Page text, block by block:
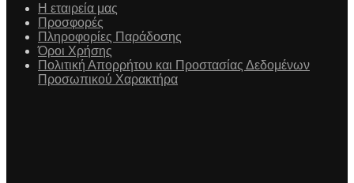
Η εταιρεία μας
Προσφορές
Πληροφορίες Παράδοσης
Όροι Χρήσης
Πολιτική Απορρήτου και Προστασίας Δεδομένων
Προσωπικού Χαρακτήρα